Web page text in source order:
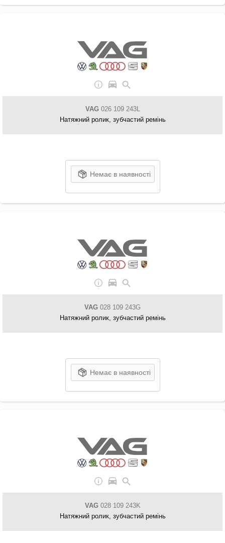
VAG026 109 243L
Натяжний ролик, зубчастий ремінь
Немає в наявності
VAG 028 109 243G
Натяжний ролик, зубчастий ремінь
Немає в наявності
VAG028 109 243K
Натяжний ролик, зубчастий ремінь